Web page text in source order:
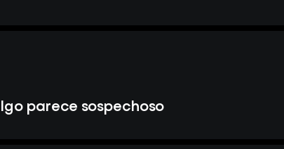
parece sospechoso